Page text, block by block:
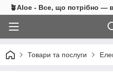
🪴Aloe - Все, що потрібно —
Товари та послуги